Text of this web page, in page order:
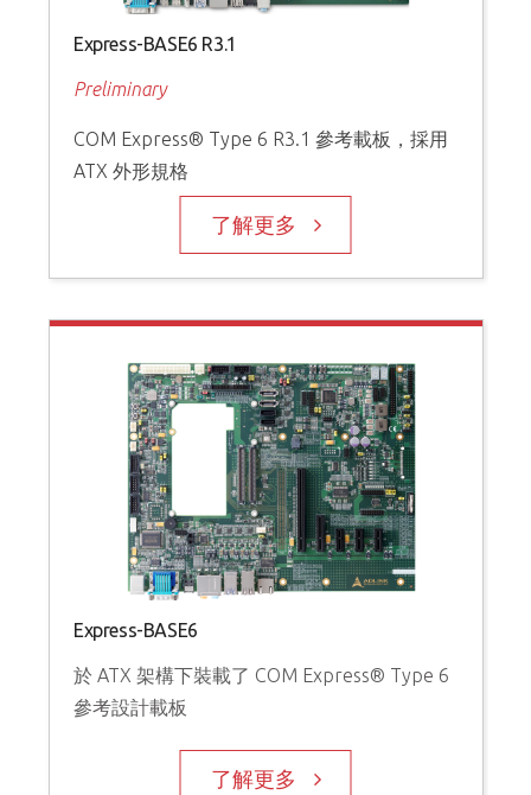
Express-BASE6 R3.1
Preliminary
COM Express® Type 6 R3.1 參考載板，採用
ATX 外形規格
了解更多
Express-BASE6
於 ATX 架構下裝載了 COM Express® Type 6
參考設計載板
了解更多